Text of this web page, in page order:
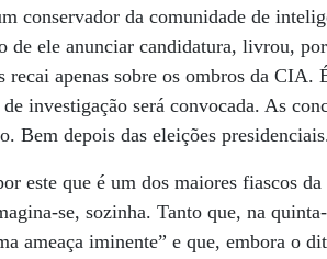
conservador da comunidade de
de ele anunciar candidatura, livrou,
apenas sobre os ombros da CIA.
investigação será convocada. As
Bem depois das eleições
este que é um dos maiores fiascos
se, sozinha. Tanto que, na
ameaça iminente” e que, embora o